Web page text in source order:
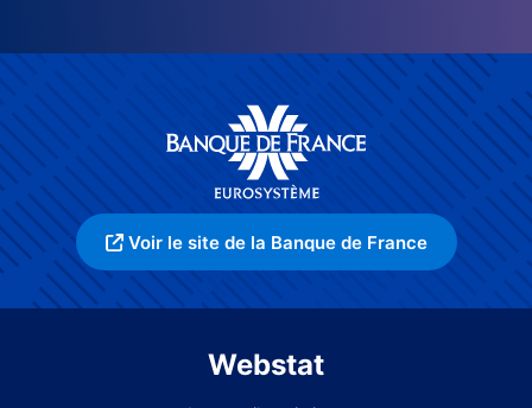
Voir le site de la Banque de France
Webstat